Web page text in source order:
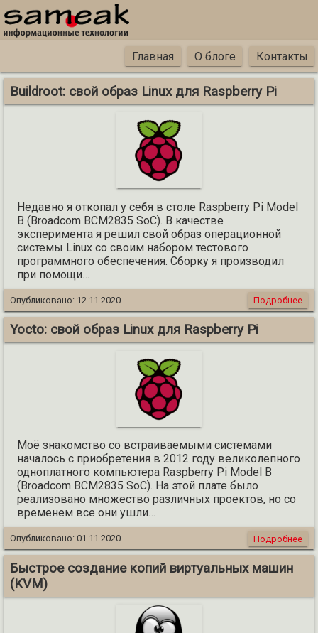
Главная О блоге Контакты
Buildroot: свой образ Linux для Raspberry Pi
Недавно я откопал у себя в столе Raspberry Pi Model
B (Broadcom BCM2835 SoC). В качестве
эксперимента я решил свой образ операционной
системы Linux со своим набором тестового
программного обеспечения. Сборку я производил
при помощи…
Опубликовано: 12.11.2020 Подробнее
Yocto: свой образ Linux для Raspberry Pi
Моё знакомство со встраиваемыми системами
началось с приобретения в 2012 году великолепного
одноплатного компьютера Raspberry Pi Model B
(Broadcom BCM2835 SoC). На этой плате было
реализовано множество различных проектов, но со
временем все они ушли…
Опубликовано:01.11.2020 Подробнее
Быстрое создание копий виртуальных машин
(KVM)